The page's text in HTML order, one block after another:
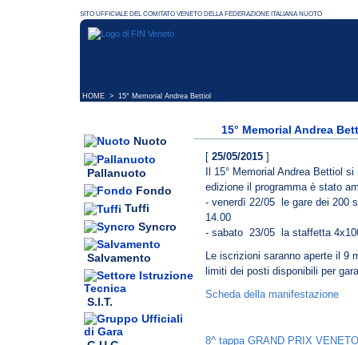
HOME > 15° Memorial Andrea Bettiol
Nuoto
Pallanuoto
Fondo
Tuffi
Syncro
Salvamento
S.I.T.
15° Memorial Andrea
[ 25/05/2015 ]
Il 15° Memorial Andrea Bettiol
edizione il programma è stato
- venerdì 22/05 le gare dei 200
14.00
- sabato 23/05 la staffetta
Le iscrizioni saranno aperte il 9
limiti dei posti disponibili per
Scheda della manifestazione
8^ tappa GRAND PRIX